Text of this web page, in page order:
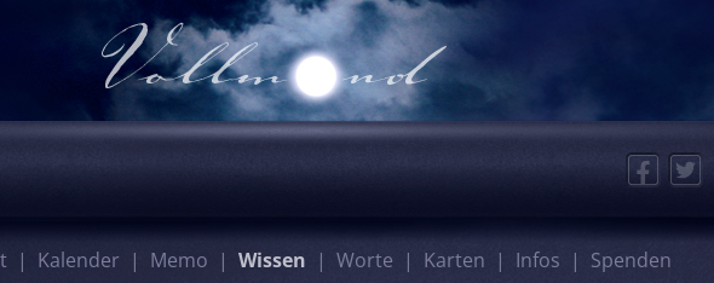
Facebook
Twitter
Kalender Memo Wissen Worte Karten Infos Spenden